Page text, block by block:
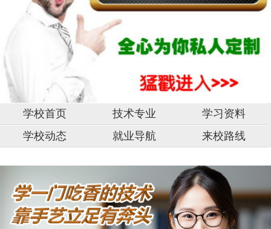
学校首页 技术专业
学习资料
学校动态
就业导航 来校路线